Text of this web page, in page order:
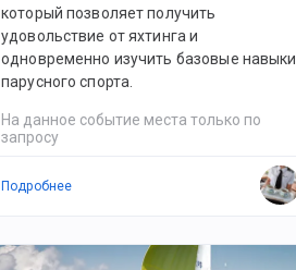
который позволяет получить
удовольствие от яхтинга и
одновременно изучить базовые навыки
парусного спорта.
На данное событие места только по
запросу
Подробнее